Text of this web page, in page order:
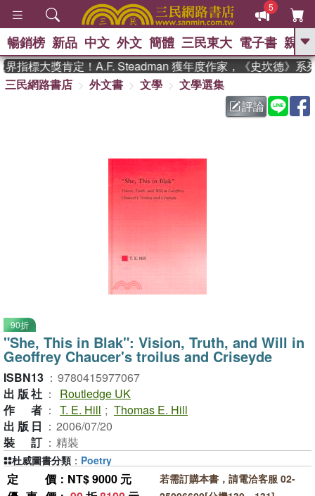
5
GO
熱搜： 東野圭吾 、
父親節 、 如果歷
暑期推薦 、 國際布克
偉大的迷走神經
暢銷榜 新品 中文 外文 簡體 三民東大 電子書 親子
指標大獎肯定！A.F. Steadman 獲年度作家，《史坎德》系列
三民網路書店
外文書 文學
文學選集
評論
90折
"She, This in Blak": Vision, Truth, and Will in
Geoffrey Chaucer's troilus and Criseyde
ISBN13 ： 9780415977067
出版社 ：
Routledge UK
作者 ： T. E. Hill ; Thomas E. Hill
出版日 ： 2006/07/20
裝訂 ： 精裝
定價 ：NT$ 9000 元
若需訂購本書，請電洽客服 02-
杜威圖書分類 ： Poetry